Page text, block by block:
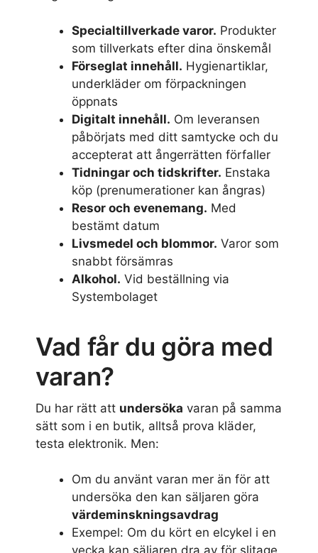
Specialtillverkade varor. Produkter
som tillverkats efter dina önskemål
Förseglat innehåll. Hygienartiklar,
underkläder om förpackningen
öppnats
Digitalt innehåll. Om leveransen
påbörjats med ditt samtycke och du
accepterat att ångerrätten förfaller
Tidningar och tidskrifter. Enstaka
köp (prenumerationer kan ångras)
Resor och evenemang. Med
bestämt datum
Livsmedel och blommor. Varor som
snabbt försämras
Alkohol. Vid beställning via
Systembolaget
Vad får du göra med
varan?
Du har rätt att undersöka varan på samma
sätt som i en butik, alltså prova kläder,
testa elektronik. Men:
Om du använt varan mer än för att
undersöka den kan säljaren göra
värdeminskningsavdrag
Exempel: Om du kört en elcykel i en